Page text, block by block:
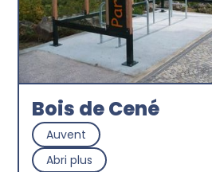
Bois de Cené
Auvent
Abri plus